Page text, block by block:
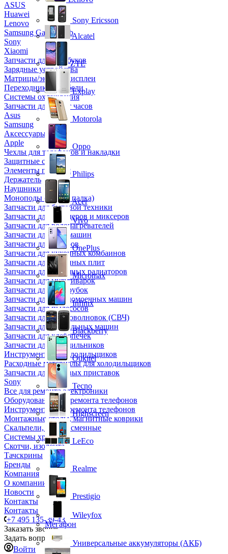
ASUS
Huawei
Lenovo
Samsung Galaxy Tab
Sony
Xiaomi
Запчасти для ноутбуков
Зарядные устройства
Матрицы/экраны/дисплеи
Переходники и кабели
Системы охлаждения
Запчасти для смарт часов
Asus
Samsung
Аксессуары
Apple
Чехлы для телефонов и накладки
Защитные стекла
Элементы питания
Держатель
Наушники
Моноподы (Селфи палка)
Запчасти для бытовой техники
Запчасти для блендеров и миксеров
Запчасти для водонагревателей
Запчасти для кофемашин
Запчасти для кулеров
Запчасти для кухонных комбаинов
Запчасти для кухонных плит
Запчасти для масляных радиаторов
Запчасти для мультиварок
Запчасти для мясорубок
Запчасти для посудомоечных машин
Запчасти для пылесосов
Запчасти для микроволновок (СВЧ)
Запчасти для стиральных машин
Запчасти для хлебопечек
Запчасти для холодильников
Инструмент для холодильщиков
Расходные материалы для холодильщиков
Запчасти для игровых приставок
Sony
Все для ремонта электроники
Оборудование для ремонта телефонов
Инструменты для ремонта телефонов
Монтажные столы, магнитные коврики
Скальпели, лезвия сменные
Системы хранения
Скотчи, изолента
Тачскрины
Бренды
Компания
О компании
Новости
Контакты
Контакты
+7 495 135-39-43
Заказать звонок
Задать вопрос
Войти
Sony Ericsson
Alcatel
ZTE
Explay
Motorola
Oppo
Philips
Acer
Vivo
OnePlus
Micromax
Infinix
Blackberry
Oukitel
Tecno
Highscreen
LeEco
Realme
Prestigio
Wileyfox
Мегафон
Универсальные аккумуляторы (АКБ)